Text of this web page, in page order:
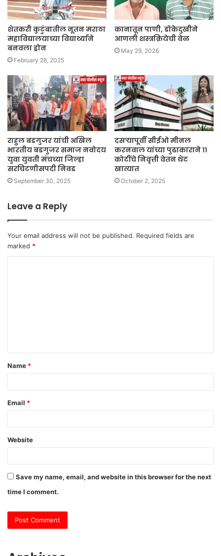
शेतकरी कुटुंबातील नूतन मराठा
महाविद्यालयाच्या विद्यार्थ्याने
बनवला ड्रोन
February 28, 2025
कानातून पाणी, डोकेदुखीने
आणली शस्त्रक्रियेची वेळ
May 29, 2026
राहुल बडगुजर यांची अखिल
भारतीय बडगुजर समाज नवोदय
युवा युवती मंचच्या जिल्हा
सरचिटणीसपदी निवड
September 30, 2025
दसऱ्यापूर्वी सीईओ मीनल
करनवाल यांच्या पुढाकाराने ११
कोटींचे निवृत्ती वेतन थेट
खात्यात
October 2, 2025
Leave a Reply
Your email address will not be published. Required fields are
marked *
t
*
Name *
Email *
Website
Save my name, email, and website in this browser for the next
time I comment.